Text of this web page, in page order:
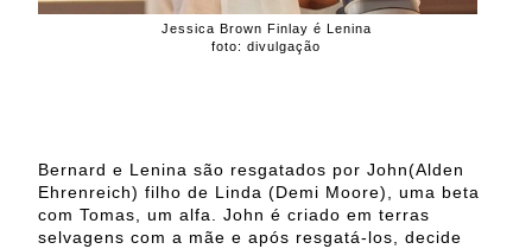
Jessica Brown Finlay é Lenina
foto: divulgação
Bernard e Lenina são resgatados por John(Alden
Ehrenreich) filho de Linda (Demi Moore), uma beta
com Tomas, um alfa. John é criado em terras
selvagens com a mãe e após resgatá-los, decide